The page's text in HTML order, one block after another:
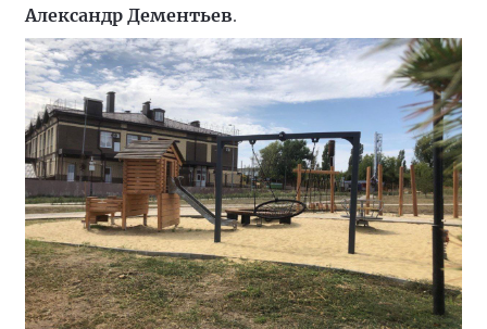
Александр Дементьев.